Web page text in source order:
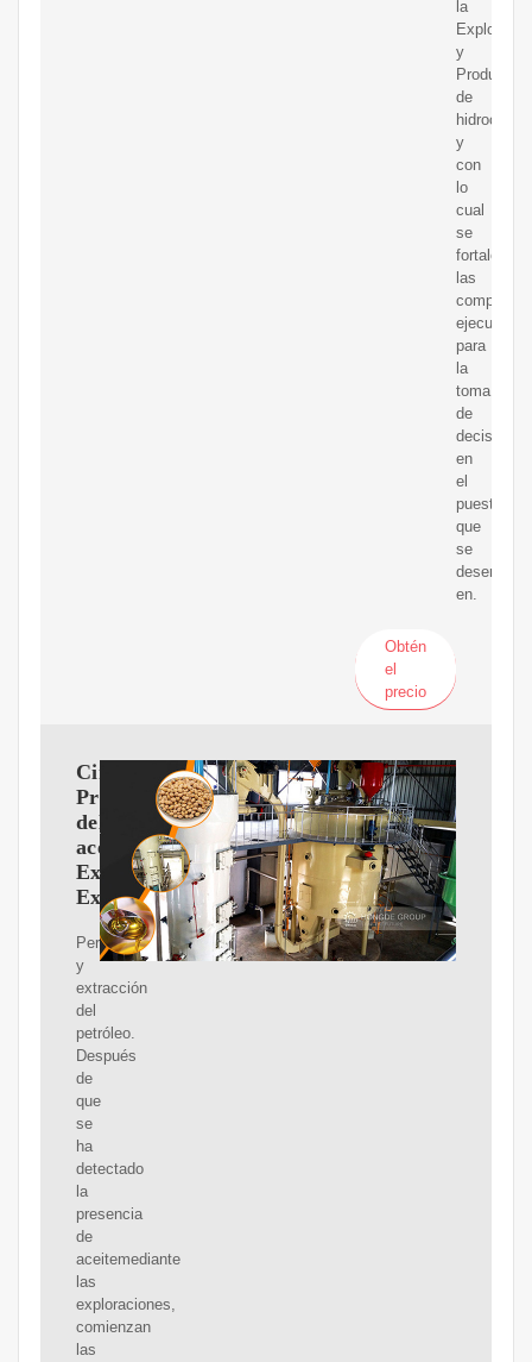
la
y
Producción
de
y
con
lo
cual
se
fortalecen
las
ejecutivas
para
la
toma
de
decisiones
en
el
puesto
que
se
desempe?
en.
Obtén
el
precio
Circuito
Productivo
del
aceite:
Exploración,
Extracción
Perforación
y
extracción
del
petróleo.
Después
de
que
se
ha
detectado
la
presencia
de
aceitemediante
las
exploraciones,
comienzan
las